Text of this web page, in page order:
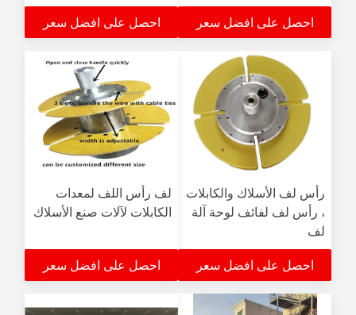
احصل على افضل سعر احصل على افضل سعر
رأس لف الأسلاك والكابلات
، رأس لف لفائف لوحة آلة
لف
احصل على افضل سعر
لف رأس اللف لمعدات
الكابلات لآلات صنع الأسلاك
احصل على افضل سعر